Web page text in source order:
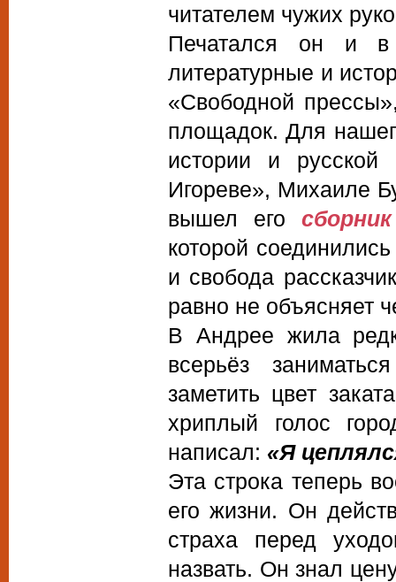
читателем чужих
Печатался он и в
литературные и
«Свободной
площадок. Для
истории и
Игореве», Михаиле
вышел его сборник
которой
и свобода
равно не объясняет
В Андрее жила
всерьёз
заметить цвет
хриплый голос
написал: «Я
Эта строка теперь
его жизни. Он
страха перед
назвать. Он знал